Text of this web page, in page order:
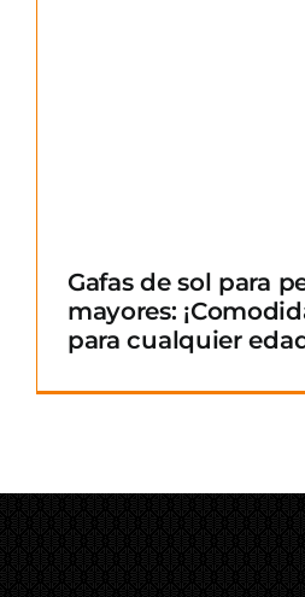
Gafas de sol para
mayores:
para cualquier